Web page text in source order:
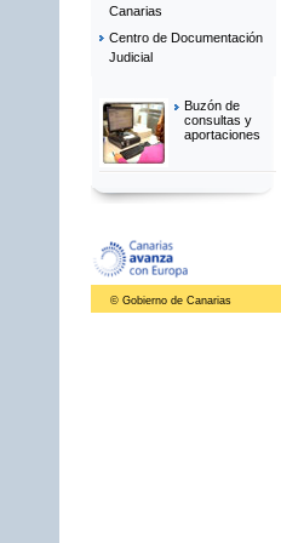
Canarias
Centro de Documentación
Judicial
Buzón de
consultas y
aportaciones
© Gobierno de Canarias